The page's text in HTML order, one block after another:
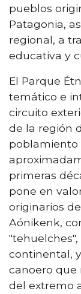
pueblos
Patagonia,
regional, a
educativa y
El Parque
temático e
circuito
de la región
poblamiento
primeras
pone en
originarios
Aónikenk,
continental,
canoero que
del extremo